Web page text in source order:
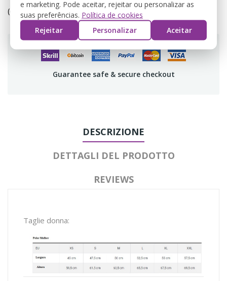
(editar com o módulo Customer Reassurance)
Guarantee safe & secure checkout
DESCRIZIONE
DETTAGLI DEL PRODOTTO
REVIEWS
Taglie donna:
e marketing. Pode aceitar, rejeitar ou personalizar as
suas preferências. Política de cookies
Rejeitar
Personalizar Aceitar